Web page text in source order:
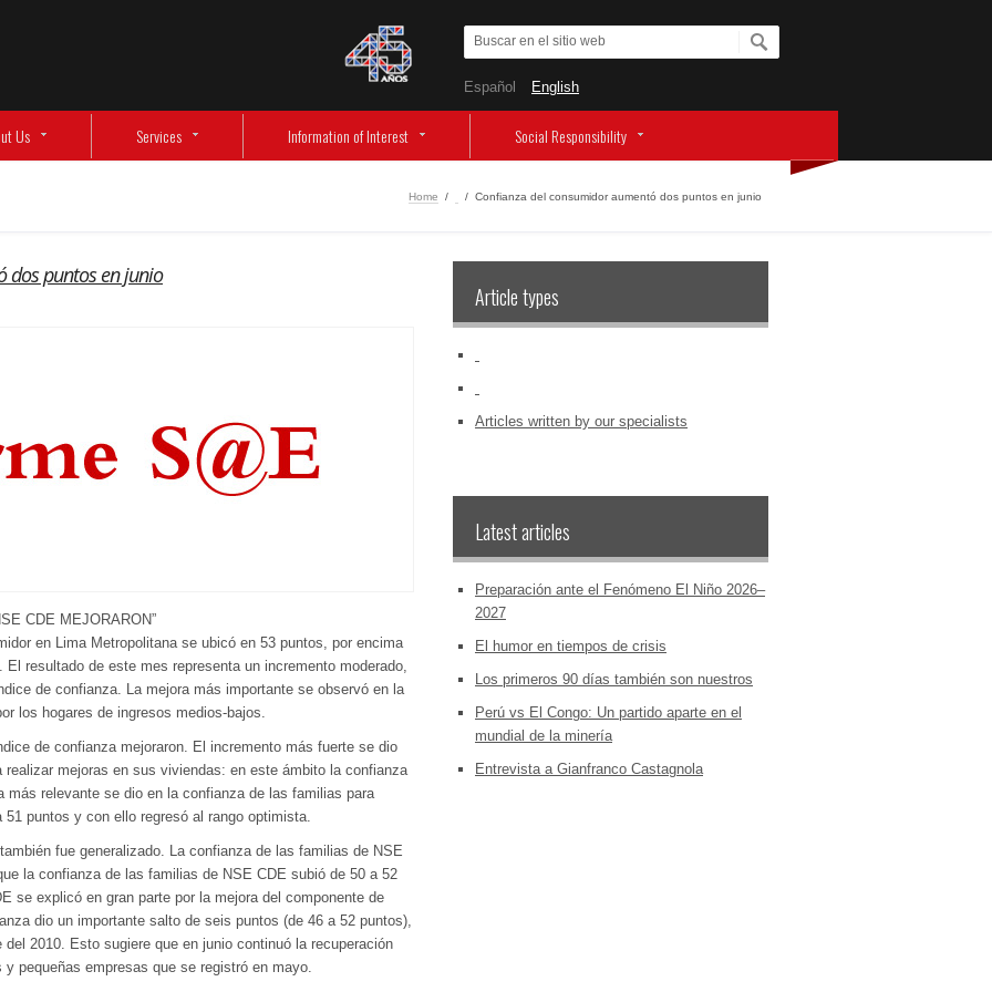
Español English
Us Services Information of Interest Social Responsibility
Home / / Confianza del consumidor aumentó dos puntos en junio
dos puntos en junio
CDE MEJORARON”
en Lima Metropolitana se ubicó en 53 puntos, por encima
resultado de este mes representa un incremento moderado,
de confianza. La mejora más importante se observó en la
los hogares de ingresos medios-bajos.
de confianza mejoraron. El incremento más fuerte se dio
mejoras en sus viviendas: en este ámbito la confianza
más relevante se dio en la confianza de las familias para
puntos y con ello regresó al rango optimista.
fue generalizado. La confianza de las familias de NSE
la confianza de las familias de NSE CDE subió de 50 a 52
se explicó en gran parte por la mejora del componente de
dio un importante salto de seis puntos (de 46 a 52 puntos),
2010. Esto sugiere que en junio continuó la recuperación
pequeñas empresas que se registró en mayo.
Article types
Articles written by our specialists
Latest articles
Preparación ante el Fenómeno El Niño 2026–
2027
El humor en tiempos de crisis
Los primeros 90 días también son nuestros
Perú vs El Congo: Un partido aparte en el
mundial de la minería
Entrevista a Gianfranco Castagnola